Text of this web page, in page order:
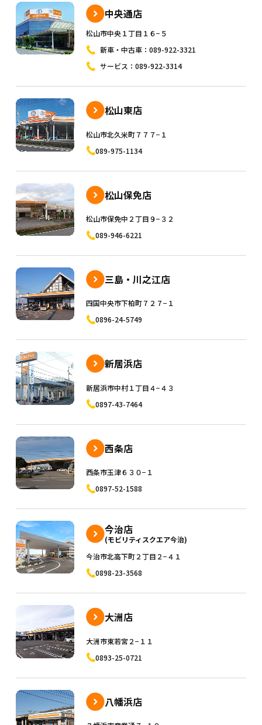
中央通店
松山市中央１丁目１６−５
新車・中古車： 089-922-3321
サービス： 089-922-3314
松山東店
松山市北久米町７７７−１
089-975-1134
松山保免店
松山市保免中２丁目９−３２
089-946-6221
三島・川之江店
四国中央市下柏町７２７−１
0896-24-5749
新居浜店
新居浜市中村１丁目４−４３
0897-43-7464
西条店
西条市玉津６３０−１
0897-52-1588
今治店
(モビリティスクエア今治)
今治市北高下町２丁目２−４１
0898-23-3568
大洲店
大洲市東若宮２−１１
0893-25-0721
八幡浜店